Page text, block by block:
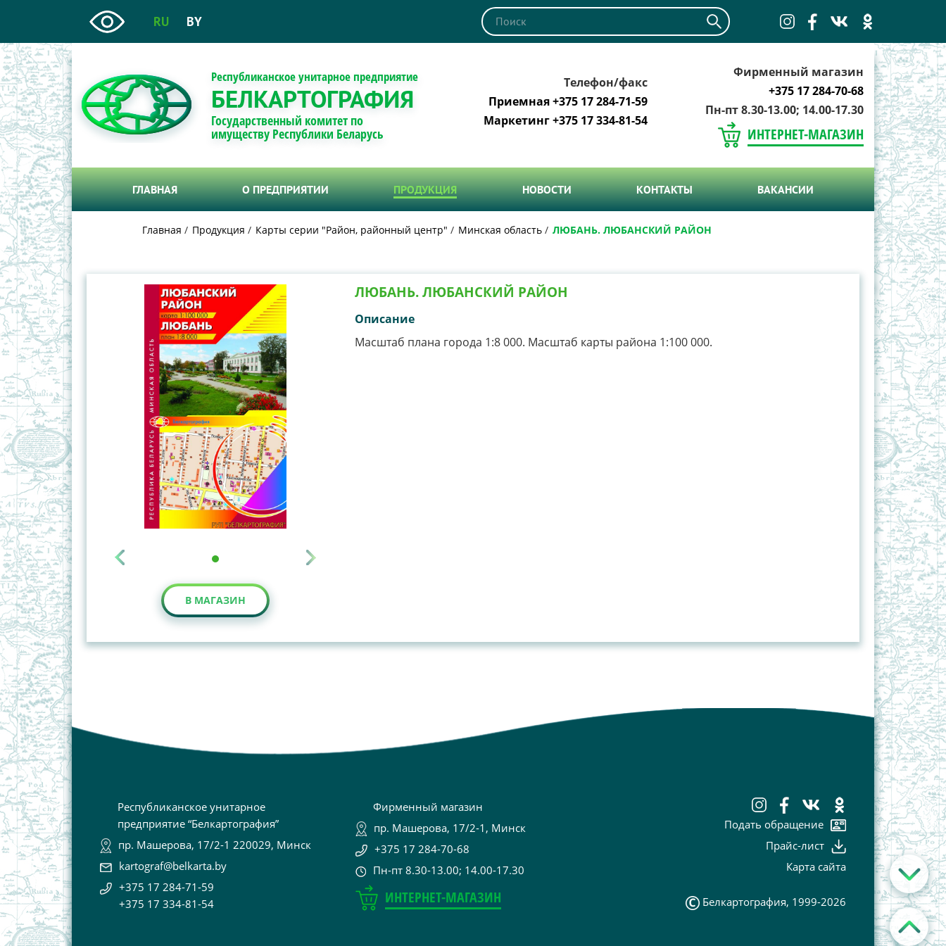
RU BY
Республиканское унитарное предприятие
БЕЛКАРТОГРАФИЯ
Государственный комитет по
имуществу Республики Беларусь
Телефон/факс
Приемная +375 17 284-71-59
Маркетинг +375 17 334-81-54
Фирменный магазин
+375 17 284-70-68
Пн-пт 8.30-13.00; 14.00-17.30
ИНТЕРНЕТ-МАГАЗИН
ГЛАВНАЯ О ПРЕДПРИЯТИИ ПРОДУКЦИЯ НОВОСТИ КОНТАКТЫ ВАКАНСИИ
Главная Продукция Карты серии "Район, районный центр" Минская область ЛЮБАНЬ. ЛЮБАНСКИЙ РАЙОН
В МАГАЗИН
ЛЮБАНЬ. ЛЮБАНСКИЙ РАЙОН
Описание
Масштаб плана города 1:8 000. Масштаб карты района 1:100 000.
Республиканское унитарное
предприятие “Белкартография”
пр. Машерова, 17/2-1 220029, Минск
kartograf@belkarta.by
+375 17 284-71-59
+375 17 334-81-54
Фирменный магазин
пр. Машерова, 17/2-1, Минск
+375 17 284-70-68
Пн-пт 8.30-13.00; 14.00-17.30
ИНТЕРНЕТ-МАГАЗИН
Подать обращение
Прайс-лист
Карта сайта
Белкартография, 1999-2026